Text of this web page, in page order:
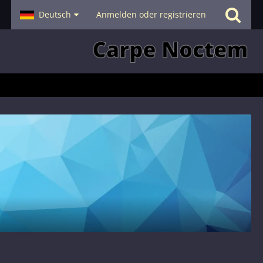
Hilfe
Deutsch Anmelden oder registrieren